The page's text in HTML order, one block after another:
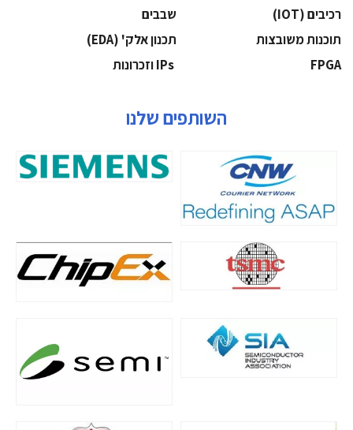
‫רכיבים‬ (IOT)
‫שבבים‬
‫תוכנות משובצות‬
‫תכנון אלק' (‪(EDA‬‬
‫‪FPGA‬‬
השותפים שלנו